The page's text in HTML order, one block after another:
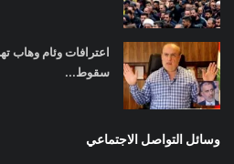
اعترافات وئام وهاب
سقوط...
وسائل التواصل الاجتماعي